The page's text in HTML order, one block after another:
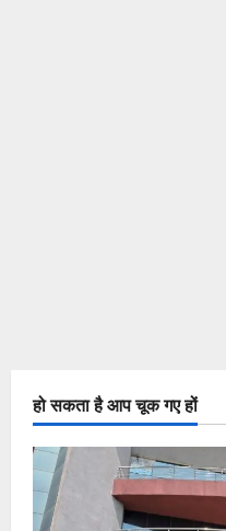
हो सकता है आप चूक गए हों